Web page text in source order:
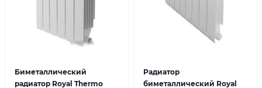
Биметаллический
радиатор Royal Thermo
Радиатор
биметаллический Royal